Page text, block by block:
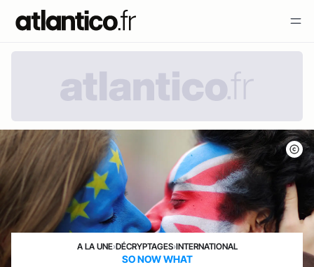
A LA UNE›DÉCRYPTAGES›INTERNATIONAL
SO NOW WHAT